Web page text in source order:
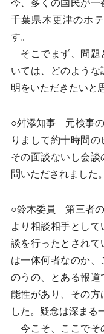
今、多くの国民が一
千葉県木更津のホ
す。
そこでまず、問題
いては、どのよう
明をいただきたいと
○舛添知事 元検事の
りまして約十時間の
その面談ないし会
問いただされました。
○鈴木委員 第三者の
より相談相手とし
談を行ったとされて
は一体何者なのか、
のうの、とある報
能性があり、その方
した。疑念は深まる
今こそ、ここでそ